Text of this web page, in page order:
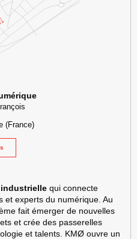
et lieu événementiel au cœur
(France)
qui connecte
et experts du numérique. Au
fait émerger de nouvelles
et crée des passerelles
et talents. KMØ ouvre un